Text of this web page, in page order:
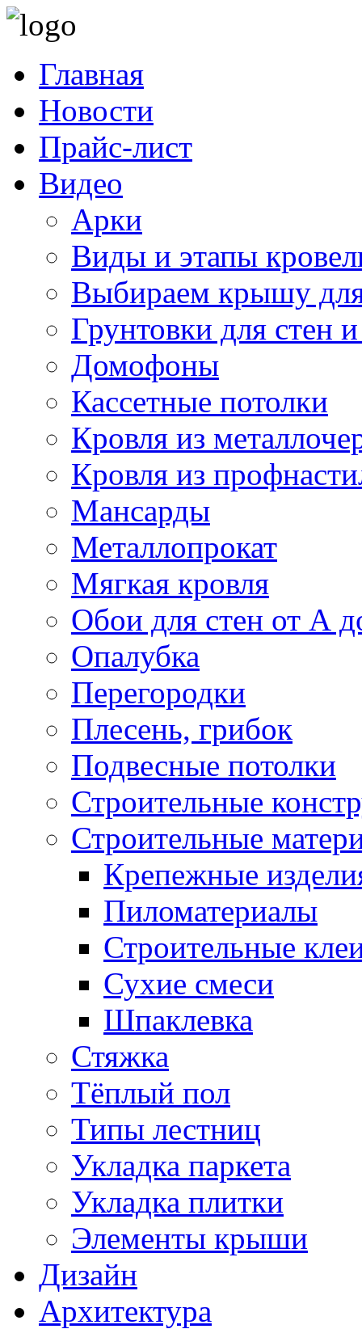
Главная
Новости
Прайс-лист
Видео
Арки
Виды и этапы
Выбираем крышу
Грунтовки для стен
Домофоны
Кассетные потолки
Кровля из
Кровля из
Мансарды
Металлопрокат
Мягкая кровля
Обои для стен от А
Опалубка
Перегородки
Плесень, грибок
Подвесные потолки
Строительные
Строительные
Крепежные
Пиломатериалы
Строительные
Сухие смеси
Шпаклевка
Стяжка
Тёплый пол
Типы лестниц
Укладка паркета
Укладка плитки
Элементы крыши
Дизайн
Архитектура